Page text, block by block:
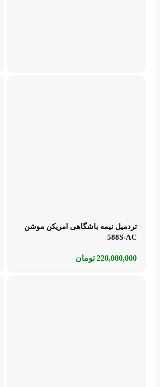
تردمیل نیمه باشگاهی امریکن موشن
588S-AC
220,000,000 تومان